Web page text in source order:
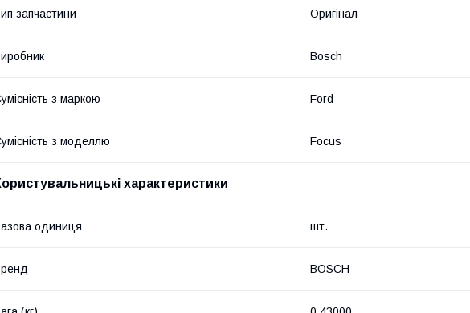
запчастини Оригінал
Bosch
з маркою Ford
з моделлю Focus
характеристики
одиниця шт.
BOSCH